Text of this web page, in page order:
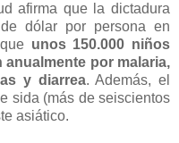
afirma que la dictadura
dólar por persona en
unos 150.000 niños
por malaria,
y diarrea. Además, el
sida (más de seiscientos
asiático.